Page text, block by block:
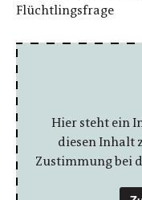
Flüchtlingsfrage
Hier steht ein
diesen Inhalt
Zustimmung bei